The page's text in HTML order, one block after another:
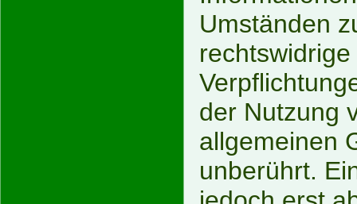
Umständen
der Nutzung
allgemeinen
unberührt.